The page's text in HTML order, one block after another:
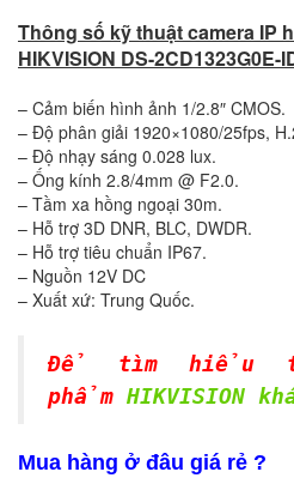
Thông số kỹ thuật camera IP
HIKVISION DS-2CD1323G0E-
– Cảm biến hình ảnh 1/2.8″ CMOS.
– Độ phân giải 1920×1080/25fps,
– Độ nhạy sáng 0.028 lux.
– Ống kính 2.8/4mm @ F2.0.
– Tầm xa hồng ngoại 30m.
– Hỗ trợ 3D DNR, BLC, DWDR.
– Hỗ trợ tiêu chuẩn IP67.
– Nguồn 12V DC
– Xuất xứ: Trung Quốc.
Để tìm hiểu
phẩm HIKVISION
Mua hàng ở đâu giá rẻ ?